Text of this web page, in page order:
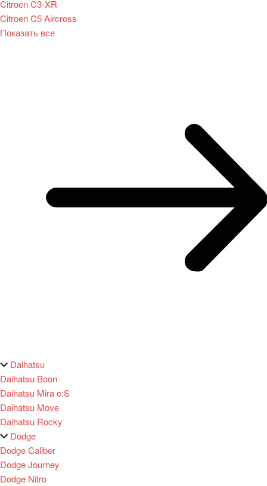
Citroen C3-XR
Citroen C5 Aircross
Показать все
Daihatsu
Daihatsu Boon
Daihatsu Mira e:S
Daihatsu Move
Daihatsu Rocky
Dodge
Dodge Caliber
Dodge Journey
Dodge Nitro